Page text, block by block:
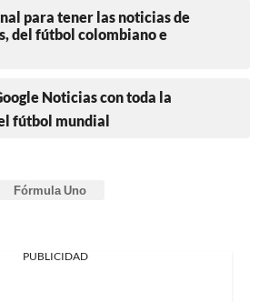
para tener las noticias de
del fútbol colombiano e
Noticias con toda la
fútbol mundial
Fórmula Uno
PUBLICIDAD